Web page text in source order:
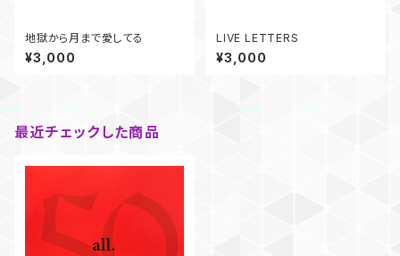
地獄から月まで愛してる
¥3,000
LIVE LETTERS
¥3,000
最近チェックした商品